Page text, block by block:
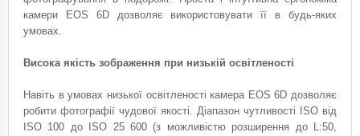
камери EOS 6D дозволяє використовувати її в будь-яких
умовах.
Висока якість зображення при низькій освітленості
Навіть в умовах низької освітленості камера EOS 6D дозволяє
робити фотографії чудової якості. Діапазон чутливості ISO від
ISO 100 до ISO 25 600 (з можливістю розширення до L:50,